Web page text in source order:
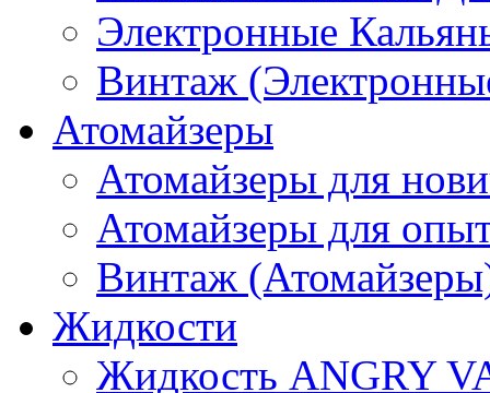
Электронные
Винтаж
Атомайзеры
Атомайзеры для
Атомайзеры для
Винтаж
Жидкости
Жидкость ANGRY